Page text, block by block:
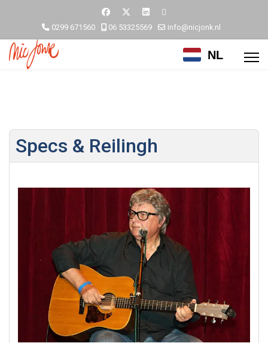
0299 671560 06 53325569 info@nicjonk.nl
NL
Specs & Reilingh